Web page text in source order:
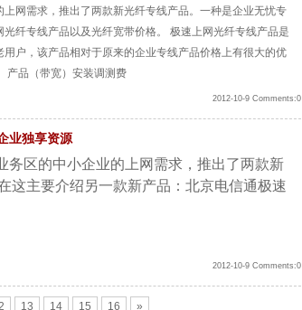
网需求，推出了两款新光纤专线产品。一种是企业无忧专
纤专线产品以及光纤宽带价格。 极速上网光纤专线产品是
户，该产品相对于原来的企业专线产品价格上有很大的优
产品（带宽）安装调测费
2012-10-9 Comments:0
业独享资源
务区的中小企业的上网需求，推出了两款新
这主要介绍另一款新产品：北京电信通极速
2012-10-9 Comments:0
13 14 15 16 »